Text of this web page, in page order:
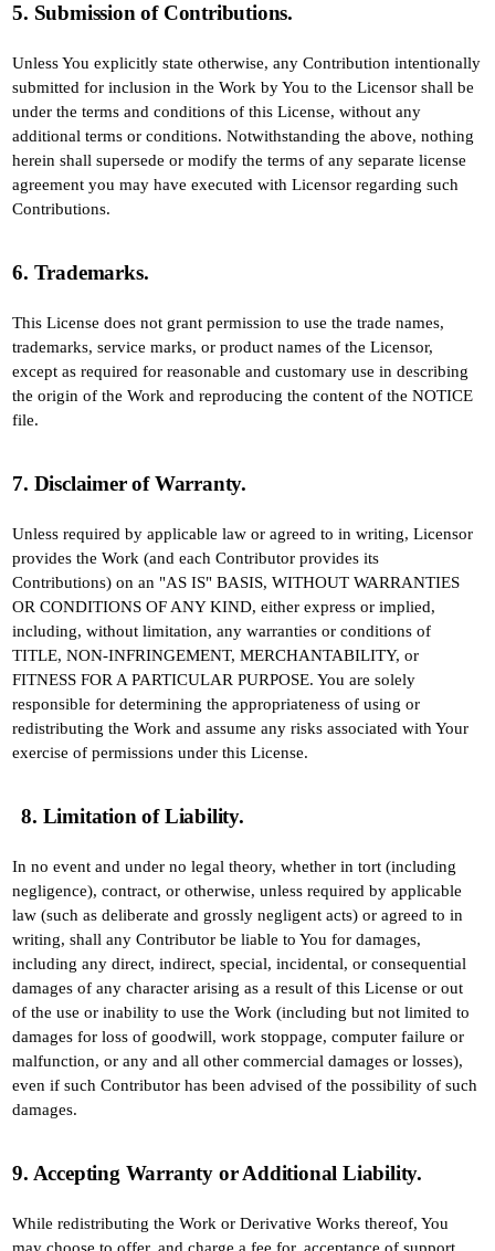
5. Submission of Contributions.
Unless You explicitly state otherwise, any Contribution intentionally
submitted for inclusion in the Work by You to the Licensor shall be
under the terms and conditions of this License, without any
additional terms or conditions. Notwithstanding the above, nothing
herein shall supersede or modify the terms of any separate license
agreement you may have executed with Licensor regarding such
Contributions.
6. Trademarks.
This License does not grant permission to use the trade names,
trademarks, service marks, or product names of the Licensor,
except as required for reasonable and customary use in describing
the origin of the Work and reproducing the content of the NOTICE
file.
7. Disclaimer of Warranty.
Unless required by applicable law or agreed to in writing, Licensor
provides the Work (and each Contributor provides its
Contributions) on an "AS IS" BASIS, WITHOUT WARRANTIES
OR CONDITIONS OF ANY KIND, either express or implied,
including, without limitation, any warranties or conditions of
TITLE, NON-INFRINGEMENT, MERCHANTABILITY, or
FITNESS FOR A PARTICULAR PURPOSE. You are solely
responsible for determining the appropriateness of using or
redistributing the Work and assume any risks associated with Your
exercise of permissions under this License.
8. Limitation of Liability.
In no event and under no legal theory, whether in tort (including
negligence), contract, or otherwise, unless required by applicable
law (such as deliberate and grossly negligent acts) or agreed to in
writing, shall any Contributor be liable to You for damages,
including any direct, indirect, special, incidental, or consequential
damages of any character arising as a result of this License or out
of the use or inability to use the Work (including but not limited to
damages for loss of goodwill, work stoppage, computer failure or
malfunction, or any and all other commercial damages or losses),
even if such Contributor has been advised of the possibility of such
damages.
9. Accepting Warranty or Additional Liability.
While redistributing the Work or Derivative Works thereof, You